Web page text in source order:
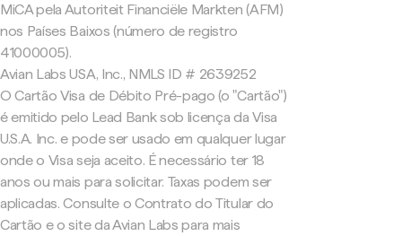
MiCA pela Autoriteit Financiële Markten (AFM)
nos Países Baixos (número de registro
41000005).
Avian Labs USA, Inc., NMLS ID # 2639252
O Cartão Visa de Débito Pré-pago (o "Cartão")
é emitido pelo Lead Bank sob licença da Visa
U.S.A. Inc. e pode ser usado em qualquer lugar
onde o Visa seja aceito. É necessário ter 18
anos ou mais para solicitar. Taxas podem ser
aplicadas. Consulte o Contrato do Titular do
Cartão e o site da Avian Labs para mais